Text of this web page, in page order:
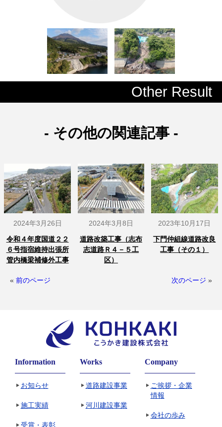
Other Result
- その他の関連記事 -
2024年3月26日
令和４年度国道２２
６号指宿維持出張所
管内橋梁補修外工事
2024年3月8日
道路改築工事（志布
志道路Ｒ４－５工
区）
2023年10月17日
下門仲組線道路改良
工事（その１）
« 前のページ 次のページ »
Information
お知らせ
施工実績
受賞・表彰
Works
道路建設事業
河川建設事業
Company
ご挨拶・企業
情報
会社の歩み